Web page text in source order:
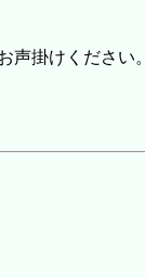
声掛けください。